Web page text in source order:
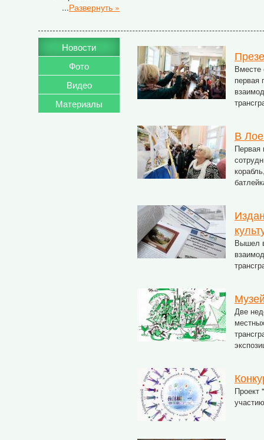
...Развернуть »
Новости
Фото
Видео
Материалы
Вместе
первая
В
Первая
Вышел
Две
Проект